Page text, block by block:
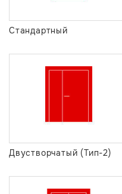
Стандартный
Двустворчатый (Тип-2)